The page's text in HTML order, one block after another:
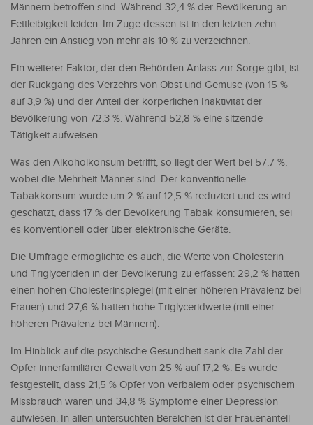
Männern betroffen sind. Während 32,4 % der Bevölkerung an
Fettleibigkeit leiden. Im Zuge dessen ist in den letzten zehn
Jahren ein Anstieg von mehr als 10 % zu verzeichnen.
Ein weiterer Faktor, der den Behörden Anlass zur Sorge gibt, ist
der Rückgang des Verzehrs von Obst und Gemüse (von 15 %
auf 3,9 %) und der Anteil der körperlichen Inaktivität der
Bevölkerung von 72,3 %. Während 52,8 % eine sitzende
Tätigkeit aufweisen.
Was den Alkoholkonsum betrifft, so liegt der Wert bei 57,7 %,
wobei die Mehrheit Männer sind. Der konventionelle
Tabakkonsum wurde um 2 % auf 12,5 % reduziert und es wird
geschätzt, dass 17 % der Bevölkerung Tabak konsumieren, sei
es konventionell oder über elektronische Geräte.
Die Umfrage ermöglichte es auch, die Werte von Cholesterin
und Triglyceriden in der Bevölkerung zu erfassen: 29,2 % hatten
einen hohen Cholesterinspiegel (mit einer höheren Prävalenz bei
Frauen) und 27,6 % hatten hohe Triglyceridwerte (mit einer
höheren Prävalenz bei Männern).
Im Hinblick auf die psychische Gesundheit sank die Zahl der
Opfer innerfamiliärer Gewalt von 25 % auf 17,2 %. Es wurde
festgestellt, dass 21,5 % Opfer von verbalem oder psychischem
Missbrauch waren und 34,8 % Symptome einer Depression
aufwiesen. In allen untersuchten Bereichen ist der Frauenanteil